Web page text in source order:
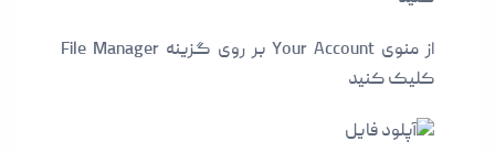
از منوی Your Account بر روی گزینه File Manager
کلیک کنید